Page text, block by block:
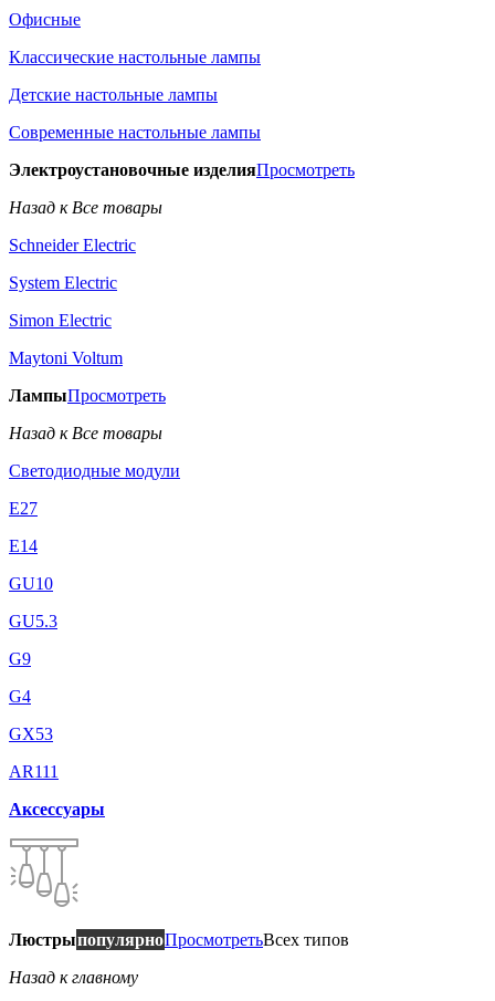
Офисные
Классические настольные лампы
Детские настольные лампы
Современные настольные лампы
Электроустановочные изделияПросмотреть
Назад к Все товары
Schneider Electric
System Electric
Simon Electric
Maytoni Voltum
ЛампыПросмотреть
Назад к Все товары
Светодиодные модули
E27
E14
GU10
GU5.3
G9
G4
GX53
AR111
Аксессуары
ЛюстрыпопулярноПросмотретьВсех типов
Назад к главному